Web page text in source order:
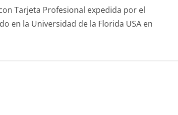
Tarjeta Profesional expedida por el
en la Universidad de la Florida USA en